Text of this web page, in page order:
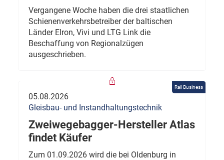
Vergangene Woche haben die drei staatlichen
Schienenverkehrsbetreiber der baltischen
Länder Elron, Vivi und LTG Link die
Beschaffung von Regionalzügen
ausgeschrieben.
Rail Business
05.08.2026
Gleisbau- und Instandhaltungstechnik
Zweiwegebagger-Hersteller Atlas
findet Käufer
Zum 01.09.2026 wird die bei Oldenburg in